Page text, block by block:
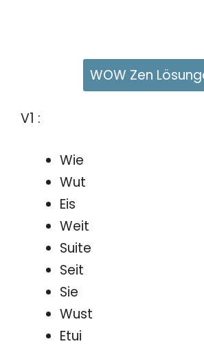
WOW Zen
V1 :
Wie
Wut
Eis
Weit
Suite
Seit
Sie
Wust
Etui